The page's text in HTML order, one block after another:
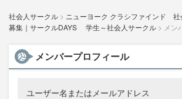
社会人サークル > ニューヨーク クラシファインド 社
募集｜サークルDAYS 学生～社会人サークル > メン
メンバープロフィール
ユーザー名またはメールアドレス